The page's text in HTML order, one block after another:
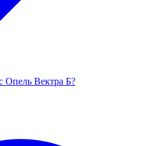
Опель Вектра Б?